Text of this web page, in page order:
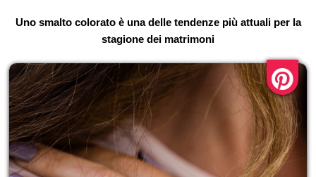
Uno smalto colorato è una delle tendenze più attuali per la
stagione dei matrimoni